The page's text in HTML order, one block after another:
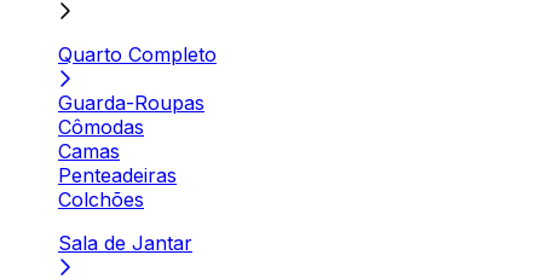
Quarto Completo
Guarda-Roupas
Cômodas
Camas
Penteadeiras
Colchões
Sala de Jantar